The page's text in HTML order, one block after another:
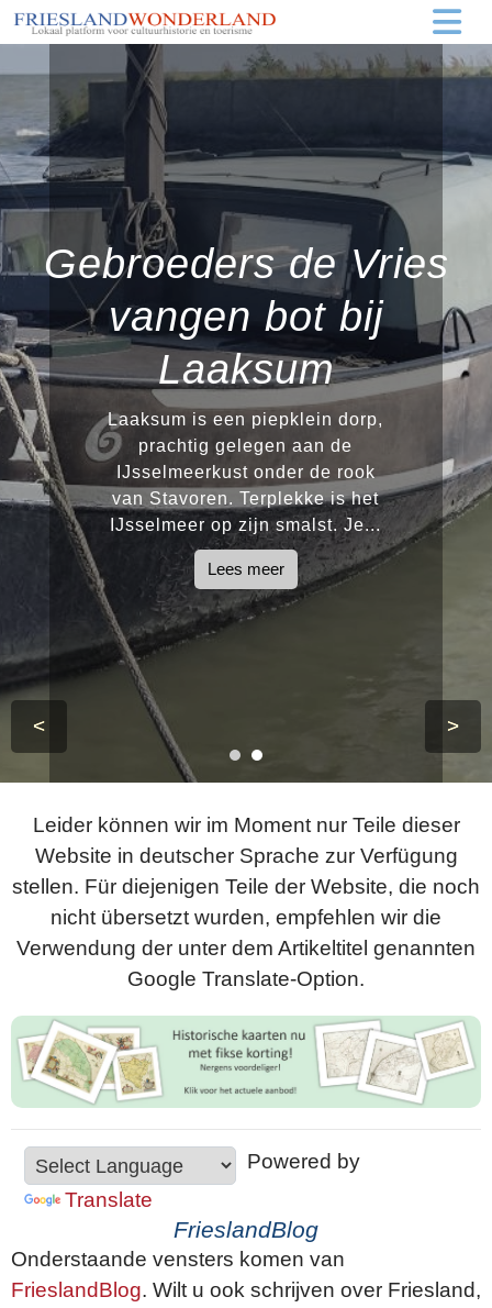
Gebroeders de Vries
vangen bot bij
Laaksum
Laaksum is een piepklein dorp,
prachtig gelegen aan de
IJsselmeerkust onder de rook
van Stavoren. Terplekke is het
IJsselmeer op zijn smalst. Je...
Lees meer
< >
Leider können wir im Moment nur Teile dieser
Website in deutscher Sprache zur Verfügung
stellen. Für diejenigen Teile der Website, die noch
nicht übersetzt wurden, empfehlen wir die
Verwendung der unter dem Artikeltitel genannten
Google Translate-Option.
Powered by
Translate
FrieslandBlog
Onderstaande vensters komen van
FrieslandBlog. Wilt u ook schrijven over Friesland,